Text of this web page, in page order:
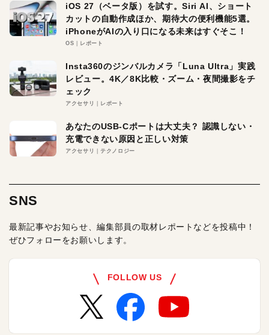
iOS 27（ベータ版）を試す。Siri AI、ショート
カットの自動作成ほか、期待大の便利機能5選。
iPhoneがAIの入り口になる未来はすぐそこ！
OS レポート
Insta360のジンバルカメラ「Luna Ultra」実践
レビュー。4K／8K比較・ズーム・夜間撮影をチ
ェック
アクセサリ レポート
あなたのUSB-Cポートは大丈夫？ 認識しない・
充電できない原因と正しい対策
アクセサリ テクノロジー
SNS
最新記事やお知らせ、編集部員の取材レポートなどを投稿中！
ぜひフォローをお願いします。
FOLLOW US